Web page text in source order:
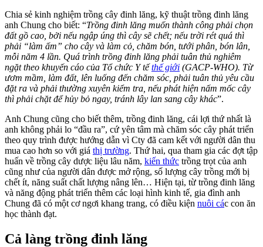
Chia sẻ kinh nghiệm trồng cây đinh lăng, kỹ thuật trồng đinh lăng
anh Chung cho biết: “Trồng đinh lăng muốn thành công phải chọn
đất gồ cao, bởi nếu ngập úng thì cây sẽ chết; nếu trời rét quá thì
phải “làm ấm” cho cây và làm cỏ, chăm bón, tưới phân, bón lân,
mỗi năm 4 lần. Quá trình trồng đinh lăng phải tuân thủ nghiêm
ngặt theo khuyến cáo của Tổ chức Y tếthế giới (GACP-WHO). Từ
ươm mầm, làm đất, lên luống đến chăm sóc, phải tuân thủ yêu cầu
đặt ra và phải thường xuyên kiểm tra, nếu phát hiện nấm mốc cây
thì phải chặt để hủy bỏ ngay, tránh lây lan sang cây khác”.
Anh Chung cũng cho biết thêm, trồng đinh lăng, cái lợi thứ nhất là
anh không phải lo “đầu ra”, cứ yên tâm mà chăm sóc cây phát triển
theo quy trình được hướng dẫn vì Cty đã cam kết với người dân thu
mua cao hơn so với giá thị trường. Thứ hai, qua tham gia các đợt tập
huấn về trồng cây dược liệu lâu năm, kiến thức trồng trọt của anh
cũng như của người dân được mở rộng, số lượng cây trồng mới bị
chết ít, năng suất chất lượng nâng lên… Hiện tại, từ trồng đinh lăng
và năng động phát triển thêm các loại hình kinh tế, gia đình anh
Chung đã có một cơ ngơi khang trang, có điều kiện nuôi các con ăn
học thành đạt.
Cả làng trồng đinh lăng